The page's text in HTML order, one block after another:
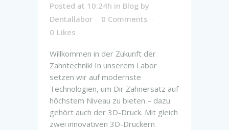
Posted at 10:24h in Blog by
Dentallabor
0 Comments
0 Likes
Willkommen in der Zukunft der
Zahntechnik! In unserem Labor
setzen wir auf modernste
Technologien, um Dir Zahnersatz auf
höchstem Niveau zu bieten – dazu
gehört auch der 3D-Druck. Mit gleich
zwei innovativen 3D-Druckern